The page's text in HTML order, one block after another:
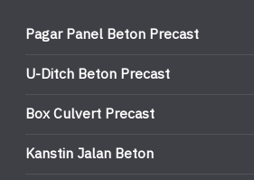
Pagar Panel Beton Precast
U-Ditch Beton Precast
Box Culvert Precast
Kanstin Jalan Beton